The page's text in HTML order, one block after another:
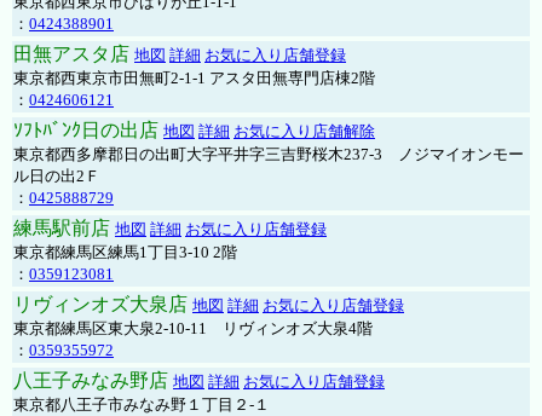
： 0424388901
田無アスタ店 地図 詳細 お気に入り店舗登録
東京都西東京市田無町2-1-1 アスタ田無専門店棟2階
： 0424606121
ｿﾌﾄﾊﾞﾝｸ日の出店 地図 詳細 お気に入り店舗解除
東京都西多摩郡日の出町大字平井字三吉野桜木237-3 ノジマイオンモー
ル日の出2Ｆ
： 0425888729
練馬駅前店 地図 詳細 お気に入り店舗登録
東京都練馬区練馬1丁目3-10 2階
： 0359123081
リヴィンオズ大泉店 地図 詳細 お気に入り店舗登録
東京都練馬区東大泉2-10-11 リヴィンオズ大泉4階
： 0359355972
八王子みなみ野店 地図 詳細 お気に入り店舗登録
東京都八王子市みなみ野１丁目２-１